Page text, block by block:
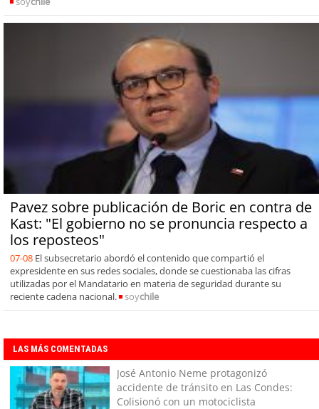
Pavez sobre publicación de Boric en contra de
Kast: "El gobierno no se pronuncia respecto a
los reposteos"
07-08 El subsecretario abordó el contenido que compartió el
expresidente en sus redes sociales, donde se cuestionaba las cifras
utilizadas por el Mandatario en materia de seguridad durante su
reciente cadena nacional.
soychile
LAS MÁS COMENTADAS
José Antonio Neme protagonizó
accidente de tránsito en Las Condes:
Colisionó con un motociclista